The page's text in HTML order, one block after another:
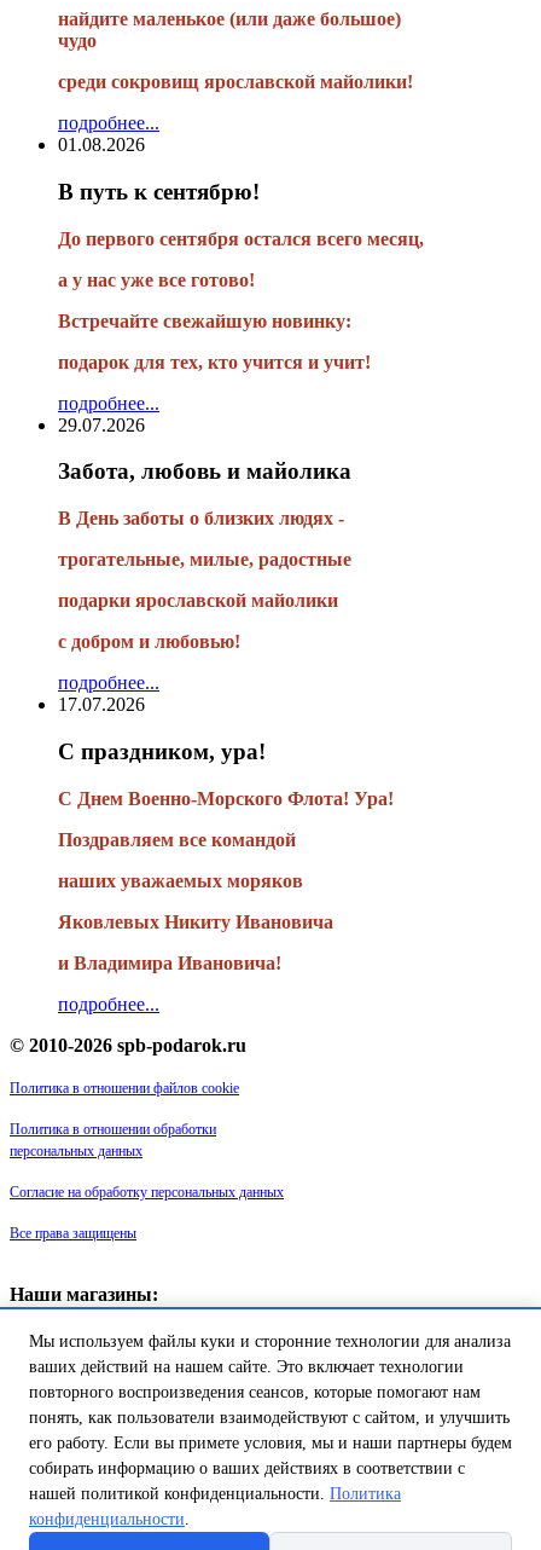
найдите маленькое (или даже большое)
чудо
среди сокровищ ярославской майолики!
подробнее...
01.08.2026
В путь к сентябрю!
До первого сентября остался всего месяц,
а у нас уже все готово!
Встречайте свежайшую новинку:
подарок для тех, кто учится и учит!
подробнее...
29.07.2026
Забота, любовь и майолика
В День заботы о близких людях -
трогательные, милые, радостные
подарки ярославской майолики
с добром и любовью!
подробнее...
17.07.2026
С праздником, ура!
С Днем Военно-Морского Флота! Ура!
Поздравляем все командой
наших уважаемых моряков
Яковлевых Никиту Ивановича
и Владимира Ивановича!
подробнее...
© 2010-2026 spb-podarok.ru
Политика в отношении файлов cookie
Политика в отношении обработки
персональных данных
Согласие на обработку персональных данных
Все права защищены
Наши магазины:
ДК им. Крупской, 1 этаж зал «Синий»
Магазин «Сувенир Кронштадта» - г. Кронштадт, ул. Петровская дом
16/2
Товар успешно добавлен в
корзину!
Мы используем файлы куки и сторонние технологии для анализа
ваших действий на нашем сайте. Это включает технологии
повторного воспроизведения сеансов, которые помогают нам
понять, как пользователи взаимодействуют с сайтом, и улучшить
его работу. Если вы примете условия, мы и наши партнеры будем
собирать информацию о ваших действиях в соответствии с
нашей политикой конфиденциальности. Политика
конфиденциальности.